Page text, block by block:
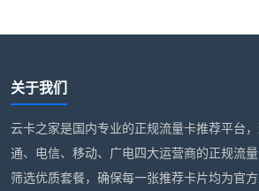
关于我们
云卡之家是国内专业的正规流量卡推荐平台
通、电信、移动、广电四大运营商的正规流
筛选优质套餐，确保每一张推荐卡片均为官